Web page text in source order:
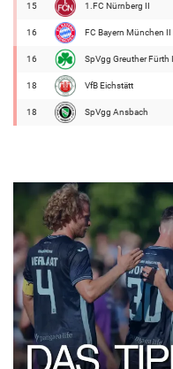
15 1.FC Nürnberg II
16 FC Bayern München II
16 SpVgg Greuther Fürth II
18 VfB Eichstätt
18 SpVgg Ansbach